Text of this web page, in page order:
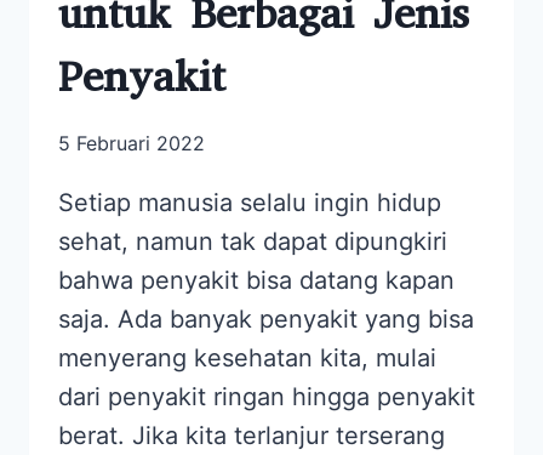
untuk Berbagai Jenis
Penyakit
5 Februari 2022
Setiap manusia selalu ingin hidup
sehat, namun tak dapat dipungkiri
bahwa penyakit bisa datang kapan
saja. Ada banyak penyakit yang bisa
menyerang kesehatan kita, mulai
dari penyakit ringan hingga penyakit
berat. Jika kita terlanjur terserang